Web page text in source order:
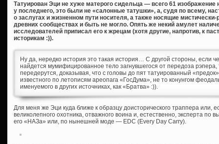
Татуирован Эци не хуже матерого сидельца — всего 61 изображение
у последнего, это были не «салонные татушки», а, судя по всему,
о заслугах и жизненном пути носителя, а также носящие
древних сообществах и быть не могло. Опять же некий амулет
исследователей приписал его к жрецам (хотя другие, напротив, к
историкам :)).
Ну да, нередко история это такая история… С другой стороны, если
найдется мумифицированное тело загнувшегося от передоза
передерутся, доказывая, что с головы до пят татуированный
известного по летописям ареопага «ГосДума», не то конунгом
именуемого в других источниках, как «Братва» :)).
Для меня же Эци куда ближе к образцу доисторического траппера или,
великолепного охотника, отважного воина и, естественно, эксперта по
его «НАЗа» или, по нынешней моде — EDC (Every Day Carry).